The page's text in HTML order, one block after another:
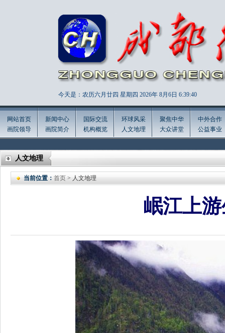
今天是：农历六月廿四 星期四 2026年 8月6日 6:39:41
网站首页
画院领导
新闻中心
画院简介
国际交流
机构概览
环球风采
人文地理
聚焦中华
大众讲堂
中外合作
公益事业
人文地理
当前位置： 首页 > 人文地理
岷江上